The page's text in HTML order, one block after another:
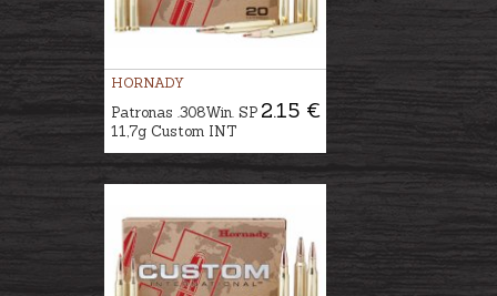
HORNADY
2.15 €
Patronas .308Win. SP
11,7g Custom INT